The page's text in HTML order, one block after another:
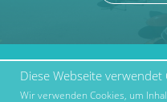
marktcom.de Deutschland
GmbH © 2019
Diese Webseite verwendet
Wir verwenden Cookies, um